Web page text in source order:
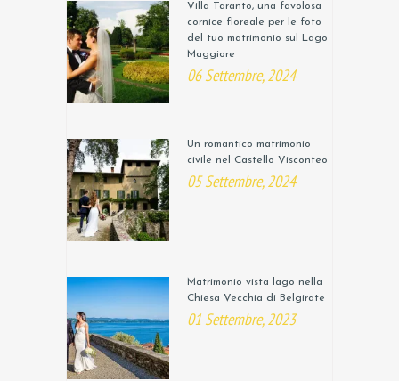
Villa Taranto, una favolosa
cornice floreale per le foto
del tuo matrimonio sul Lago
Maggiore
06 Settembre, 2024
Un romantico matrimonio
civile nel Castello Visconteo
05 Settembre, 2024
Matrimonio vista lago nella
Chiesa Vecchia di Belgirate
01 Settembre, 2023